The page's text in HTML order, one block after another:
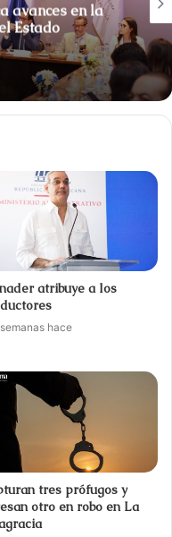
avances en la
Estado
atribuye a los
hace
tres prófugos y
otro en robo en La